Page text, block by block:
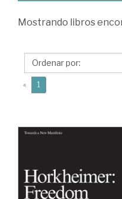
Horkheimer,
(1895-
1973)
Mostrando libros
« 1